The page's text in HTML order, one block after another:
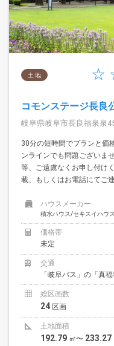
土 地
コモンステージ長良
岐阜県岐阜市長良福泉泉
30分の短時間でプランと価
ンラインでも問題ございま
等、ご遠慮なくお申し付け
載、もしくはお電話にてご
ハウスメーカー
積水ハウス/セキスイハウス
価格帯
未定
交通
「岐阜バス」の「真
総区画数
24 区画
土地面積
192.79 ㎡〜 233.27